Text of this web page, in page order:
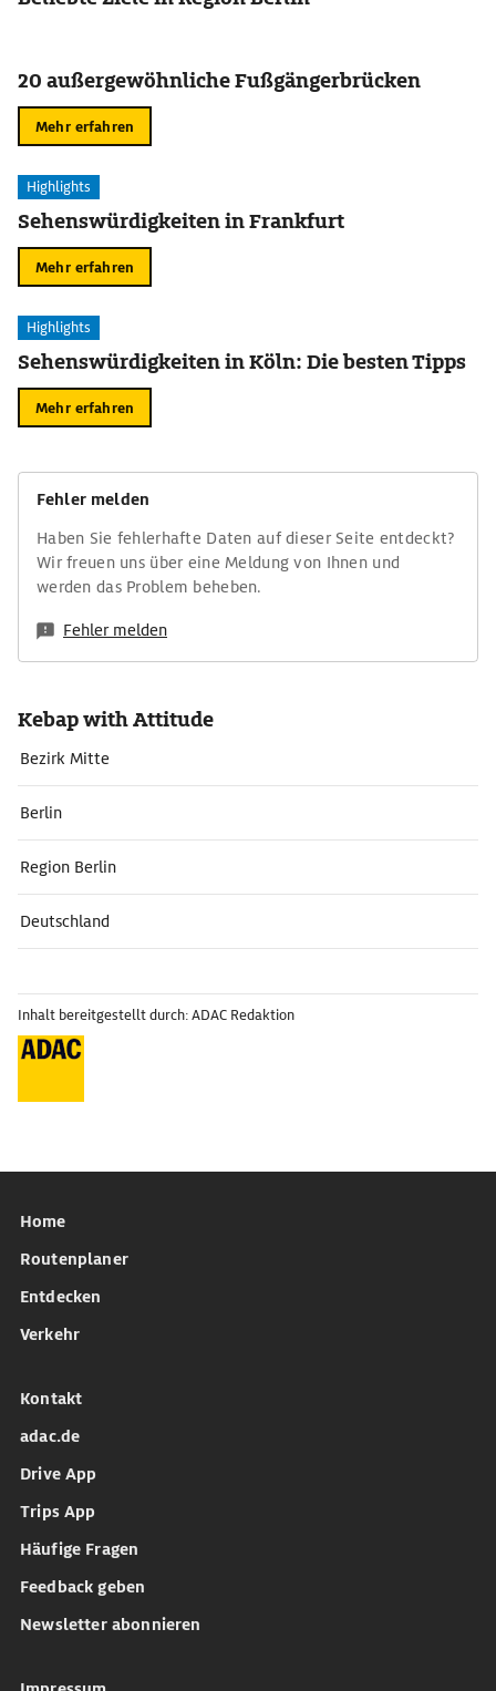
20 außergewöhnliche Fußgängerbrücken
Mehr erfahren
Highlights
Sehenswürdigkeiten in Frankfurt
Mehr erfahren
Highlights
Sehenswürdigkeiten in Köln: Die besten Tipps
Mehr erfahren
Fehler melden
Haben Sie fehlerhafte Daten auf dieser Seite entdeckt?
Wir freuen uns über eine Meldung von Ihnen und
werden das Problem beheben.
Fehler melden
Kebap with Attitude
Bezirk Mitte
Berlin
Region Berlin
Deutschland
Inhalt bereitgestellt durch: ADAC Redaktion
Home
Routenplaner
Entdecken
Verkehr
Kontakt
adac.de
Drive App
Trips App
Häufige Fragen
Feedback geben
Newsletter abonnieren